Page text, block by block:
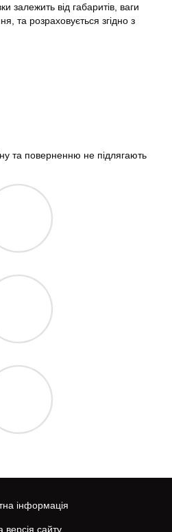
залежить від габаритів, ваги
та розраховується згідно з
та поверненню не підлягають
інформація
версія сайту